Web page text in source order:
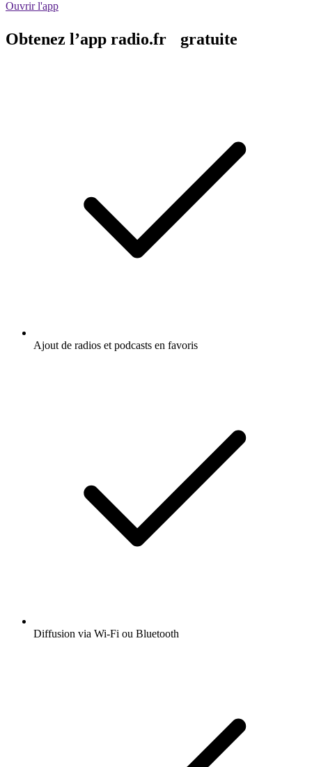
Ouvrir l'app
Obtenez l’app radio.fr gratuite
Ajout de radios et podcasts en favoris
Diffusion via Wi-Fi ou Bluetooth